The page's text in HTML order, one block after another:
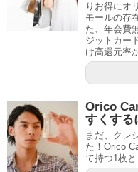
りお得にオ
モールの存
た、年会費
ジットカー
け高還元率
Orico
すくする
まだ、クレ
た！Orico
て持つ1枚と